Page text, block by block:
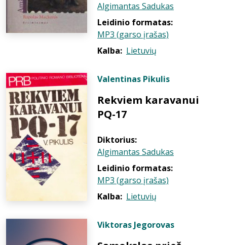
Algimantas Sadukas
Leidinio formatas:
MP3 (garso įrašas)
Kalba: Lietuvių
Valentinas Pikulis
Rekviem karavanui
PQ-17
Diktorius:
Algimantas Sadukas
Leidinio formatas:
MP3 (garso įrašas)
Kalba: Lietuvių
Viktoras Jegorovas